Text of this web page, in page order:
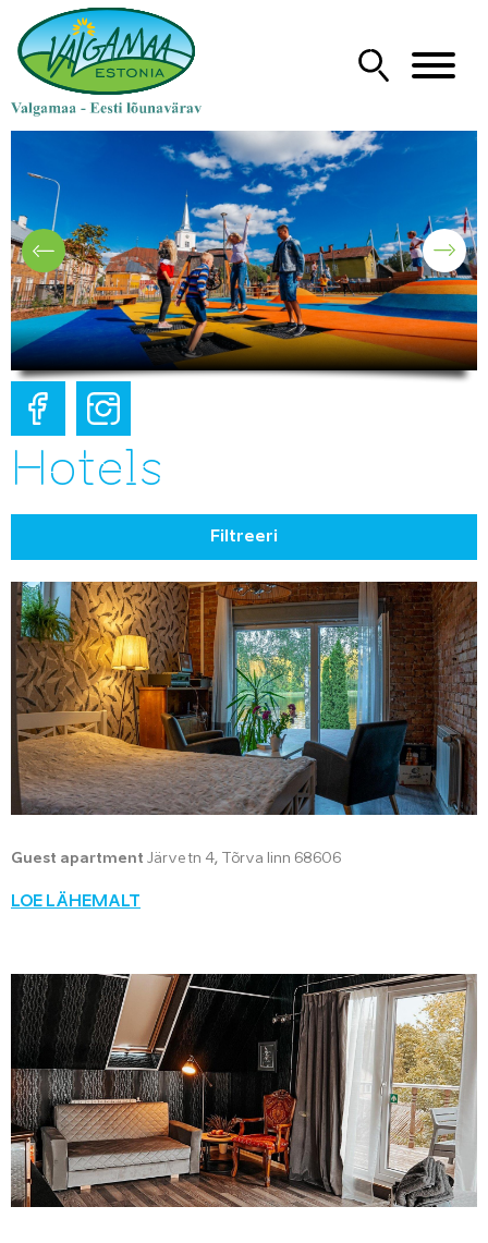
Hotels
Filtreeri
Guest apartment Järve tn 4, Tõrva linn 68606
LOE LÄHEMALT